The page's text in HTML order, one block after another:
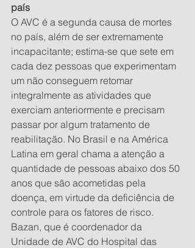
país
O AVC é a segunda causa de mortes
no país, além de ser extremamente
incapacitante; estima-se que sete em
cada dez pessoas que experimentam
um não conseguem retomar
integralmente as atividades que
exerciam anteriormente e precisam
passar por algum tratamento de
reabilitação. No Brasil e na América
Latina em geral chama a atenção a
quantidade de pessoas abaixo dos 50
anos que são acometidas pela
doença, em virtude da deficiência de
controle para os fatores de risco.
Bazan, que é coordenador da
Unidade de AVC do Hospital das